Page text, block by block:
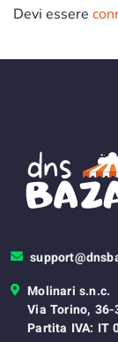
Devi essere
Molinari s.n.c.
Via Torino, 36-
Partita IVA: IT